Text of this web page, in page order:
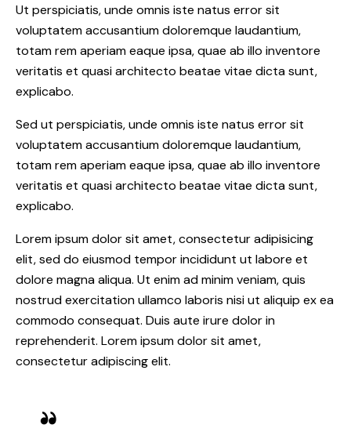
Ut perspiciatis, unde omnis iste natus error sit
voluptatem accusantium doloremque laudantium,
totam rem aperiam eaque ipsa, quae ab illo inventore
veritatis et quasi architecto beatae vitae dicta sunt,
explicabo.
Sed ut perspiciatis, unde omnis iste natus error sit
voluptatem accusantium doloremque laudantium,
totam rem aperiam eaque ipsa, quae ab illo inventore
veritatis et quasi architecto beatae vitae dicta sunt,
explicabo.
Lorem ipsum dolor sit amet, consectetur adipisicing
elit, sed do eiusmod tempor incididunt ut labore et
dolore magna aliqua. Ut enim ad minim veniam, quis
nostrud exercitation ullamco laboris nisi ut aliquip ex ea
commodo consequat. Duis aute irure dolor in
reprehenderit. Lorem ipsum dolor sit amet,
consectetur adipiscing elit.